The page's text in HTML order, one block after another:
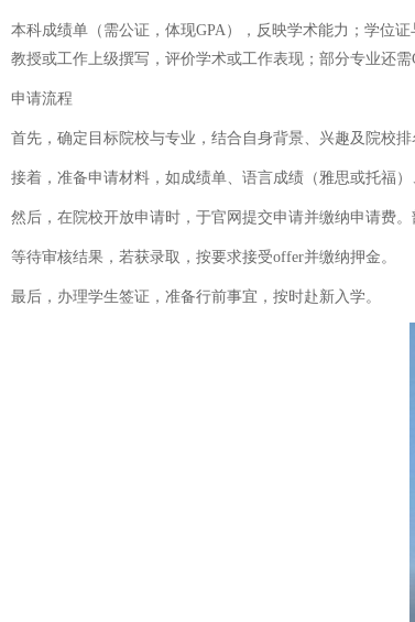
本科成绩单（需公证，体现GPA），反映学术能力；学位
教授或工作上级撰写，评价学术或工作表现；部分专业还
申请流程
首先，确定目标院校与专业，结合自身背景、兴趣及院校排
接着，准备申请材料，如成绩单、语言成绩（雅思或托福）
然后，在院校开放申请时，于官网提交申请并缴纳申请费。
等待审核结果，若获录取，按要求接受offer并缴纳押金。
最后，办理学生签证，准备行前事宜，按时赴新入学。